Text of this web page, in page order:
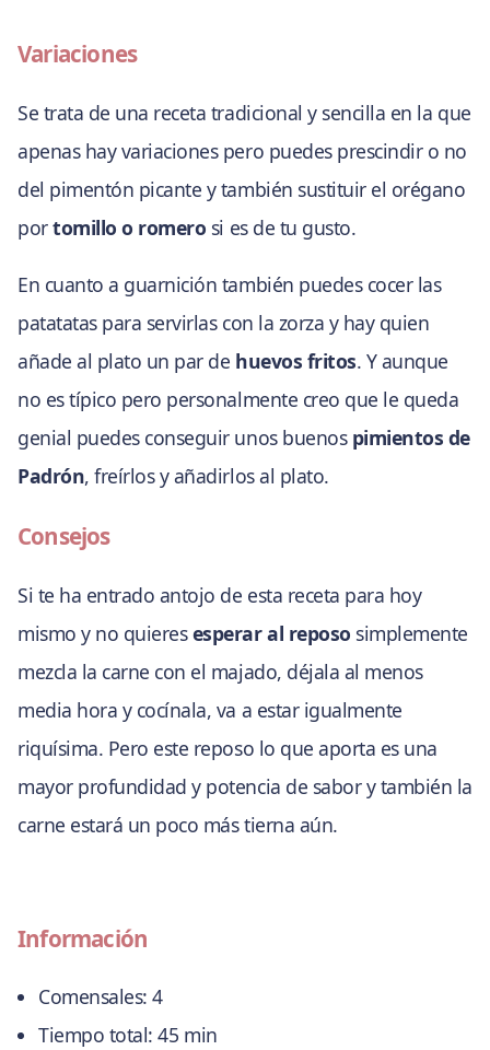
Variaciones
Se trata de una receta tradicional y sencilla en la que
apenas hay variaciones pero puedes prescindir o no
del pimentón picante y también sustituir el orégano
portomillo o romero si es de tu gusto.
En cuanto a guarnición también puedes cocer las
patatatas para servirlas con la zorza y hay quien
añade al plato un par de huevos fritos. Y aunque
no es típico pero personalmente creo que le queda
genial puedes conseguir unos buenos pimientos de
Padrón, freírlos y añadirlos al plato.
Consejos
Si te ha entrado antojo de esta receta para hoy
mismo y no quieresesperar al reposo simplemente
mezcla la carne con el majado, déjala al menos
media hora y cocínala, va a estar igualmente
riquísima. Pero este reposo lo que aporta es una
mayor profundidad y potencia de sabor y también la
carne estará un poco más tierna aún.
Información
Comensales: 4
Tiempo total: 45 min